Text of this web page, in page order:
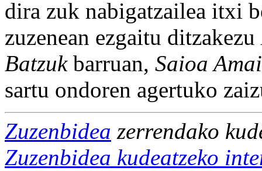
dira zuk nabigatzailea itxi
zuzenean ezgaitu ditzakezu
Batzukbarruan, Saioa
sartu ondoren agertuko
Zuzenbidea zerrendako
Zuzenbidea kudeatzeko